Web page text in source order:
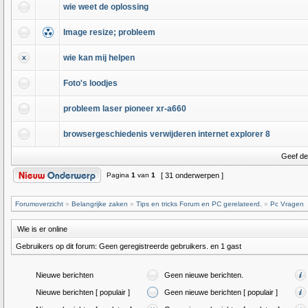
wie weet de oplossing
Image resize; probleem
wie kan mij helpen
Foto's loodjes
probleem laser pioneer xr-a660
browsergeschiedenis verwijderen internet explorer 8
Geef
Pagina 1 van 1 [ 31 onderwerpen ]
Forumoverzicht » Belangrijke zaken » Tips en tricks Forum en PC gerelateerd. » Pc Vragen
Wie is er online
Gebruikers op dit forum: Geen geregistreerde gebruikers. en 1 gast
Nieuwe berichten Geen nieuwe berichten.
Nieuwe berichten [ populair ] Geen nieuwe berichten [ populair ]